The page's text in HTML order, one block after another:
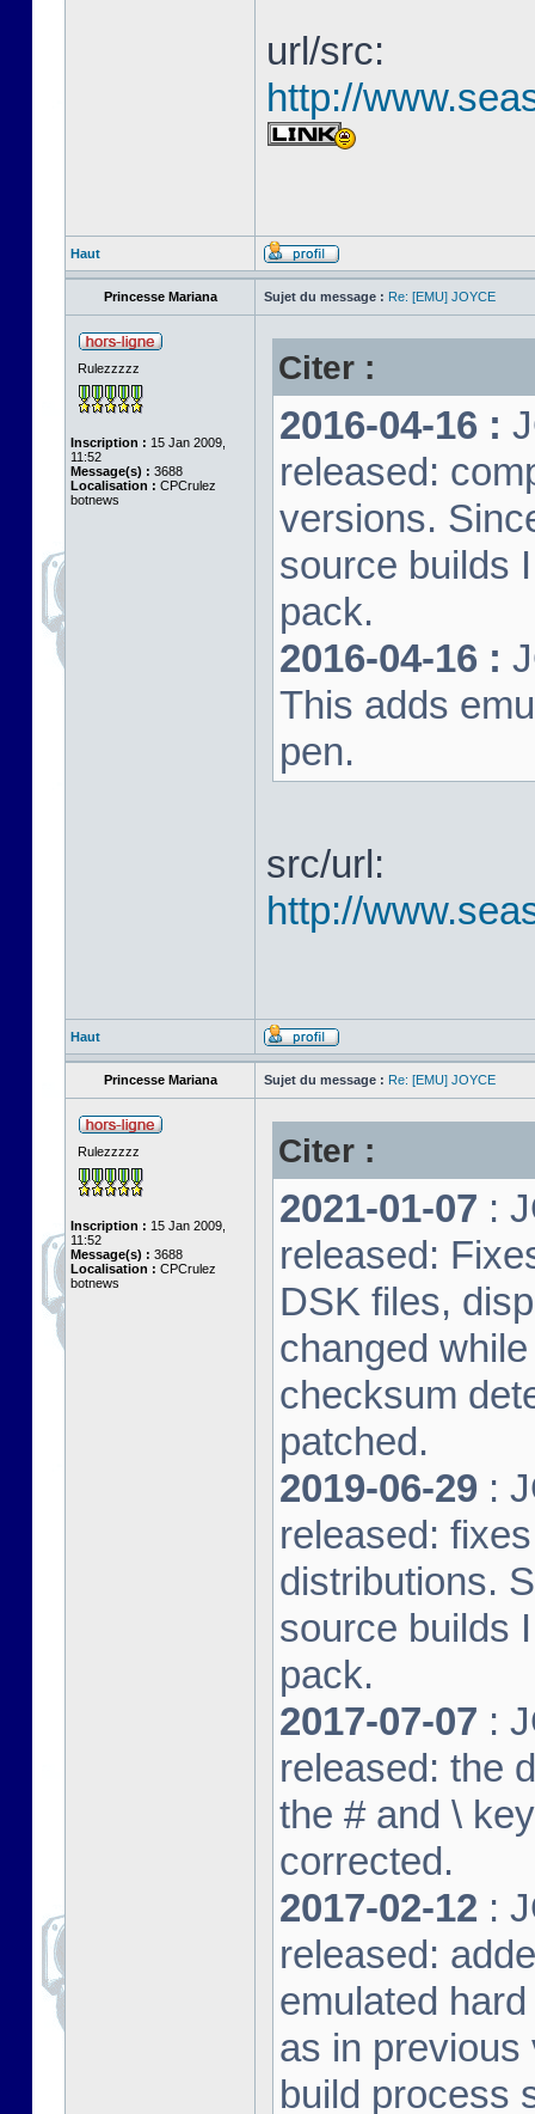
url/src:
http://
Haut
Princesse Mariana Sujet du message : Re: [EMU] JOYCE
Rulezzzzz
Inscription : 15 Jan 2009,
11:52
Message(s) : 3688
Localisation : CPCrulez
botnews
Citer :
2016-04-16 :
released:
versions.
source builds
pack.
2016-04-16 :
This adds
pen.
src/url:
http://
Haut
Princesse Mariana Sujet du message : Re: [EMU] JOYCE
Rulezzzzz
Inscription : 15 Jan 2009,
11:52
Message(s) : 3688
Localisation : CPCrulez
botnews
Citer :
2021-01-07 :
released:
DSK files,
changed
checksum
patched.
2019-06-29 :
released:
distributions.
source builds
pack.
2017-07-07 :
released: the
the # and \
corrected.
2017-02-12 :
released:
emulated
as in previous
build process